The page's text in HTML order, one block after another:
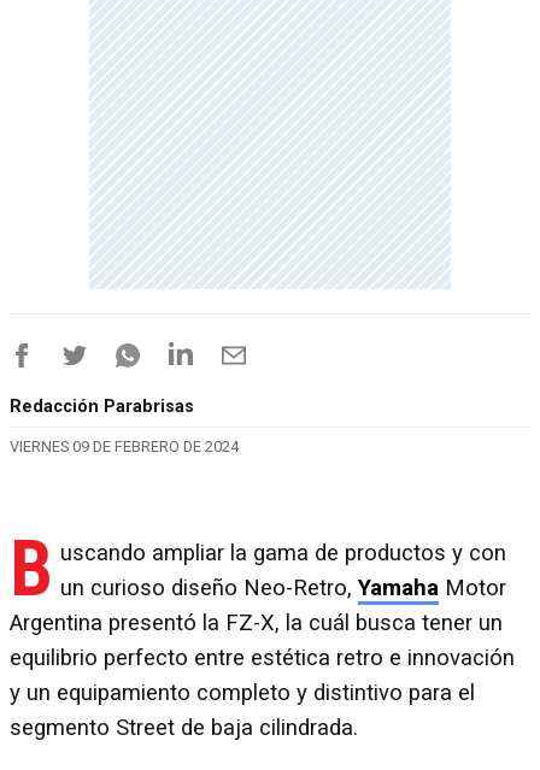
Redacción Parabrisas
VIERNES 09 DE FEBRERO DE 2024
B uscando ampliar la gama de productos y con
un curioso diseño Neo-Retro,Yamaha Motor
Argentina presentó la FZ-X, la cuál busca tener un
equilibrio perfecto entre estética retro e innovación
y un equipamiento completo y distintivo para el
segmento Street de baja cilindrada.